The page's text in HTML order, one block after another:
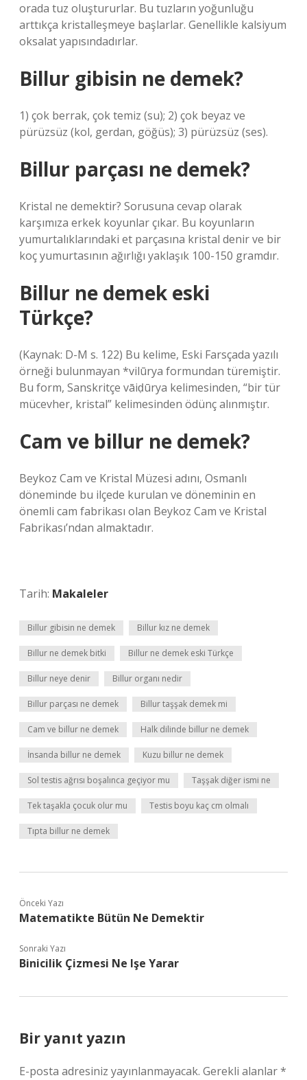
orada tuz oluştururlar. Bu tuzların yoğunluğu
arttıkça kristalleşmeye başlarlar. Genellikle kalsiyum
oksalat yapısındadırlar.
Billur gibisin ne demek?
1) çok berrak, çok temiz (su); 2) çok beyaz ve
pürüzsüz (kol, gerdan, göğüs); 3) pürüzsüz (ses).
Billur parçası ne demek?
Kristal ne demektir? Sorusuna cevap olarak
karşımıza erkek koyunlar çıkar. Bu koyunların
yumurtalıklarındaki et parçasına kristal denir ve bir
koç yumurtasının ağırlığı yaklaşık 100-150 gramdır.
Billur ne demek eski
Türkçe?
(Kaynak: D-M s. 122) Bu kelime, Eski Farsçada yazılı
örneği bulunmayan *vilūrya formundan türemiştir.
Bu form, Sanskritçe vāiḍūrya kelimesinden, “bir tür
mücevher, kristal” kelimesinden ödünç alınmıştır.
Cam ve billur ne demek?
Beykoz Cam ve Kristal Müzesi adını, Osmanlı
döneminde bu ilçede kurulan ve döneminin en
önemli cam fabrikası olan Beykoz Cam ve Kristal
Fabrikası’ndan almaktadır.
Tarih: Makaleler
Billur gibisin ne demek Billur kız ne demek
Billur ne demek bitki Billur ne demek eski Türkçe
Billur neye denir Billur organı nedir
Billur parçası ne demek Billur taşşak demek mi
Cam ve billur ne demek Halk dilinde billur ne demek
İnsanda billur ne demek Kuzu billur ne demek
Sol testis ağrısı boşalınca geçiyor mu Taşşak diğer ismi ne
Tek taşakla çocuk olur mu Testis boyu kaç cm olmalı
Tıpta billur ne demek
Önceki Yazı
Matematikte Bütün Ne Demektir
Sonraki Yazı
Binicilik Çizmesi Ne Işe Yarar
Bir yanıt yazın
E-posta adresiniz yayınlanmayacak. Gerekli alanlar*